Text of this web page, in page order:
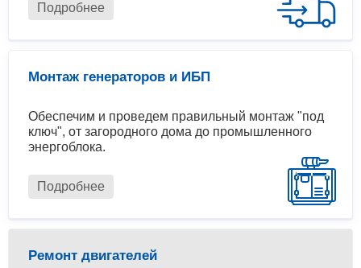
Подробнее
Монтаж генераторов и ИБП
Обеспечим и проведем правильный монтаж "под
ключ", от загородного дома до промышленного
энергоблока.
Подробнее
Ремонт двигателей